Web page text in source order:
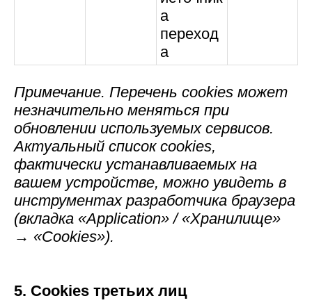
а
переход
а
Примечание. Перечень cookies может
незначительно меняться при
обновлении используемых сервисов.
Актуальный список cookies,
фактически устанавливаемых на
вашем устройстве, можно увидеть в
инструментах разработчика браузера
(вкладка «Application» / «Хранилище»
→ «Cookies»).
5. Cookies третьих лиц